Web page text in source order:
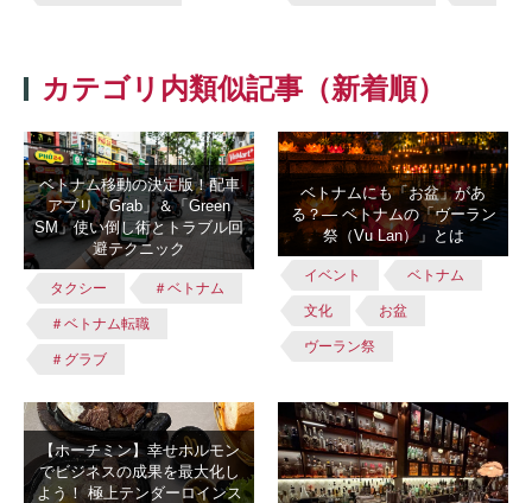
カテゴリ内類似記事（新着順）
ベトナム移動の決定版！配車
アプリ「Grab」＆「Green
SM」使い倒し術とトラブル回
避テクニック
タクシー ＃ベトナム
＃ベトナム転職
＃グラブ
ベトナムにも「お盆」があ
る？― ベトナムの「ヴーラン
祭（Vu Lan）」とは
イベント ベトナム
文化 お盆
ヴーラン祭
【ホーチミン】幸せホルモン
でビジネスの成果を最大化し
よう！ 極上テンダーロインス